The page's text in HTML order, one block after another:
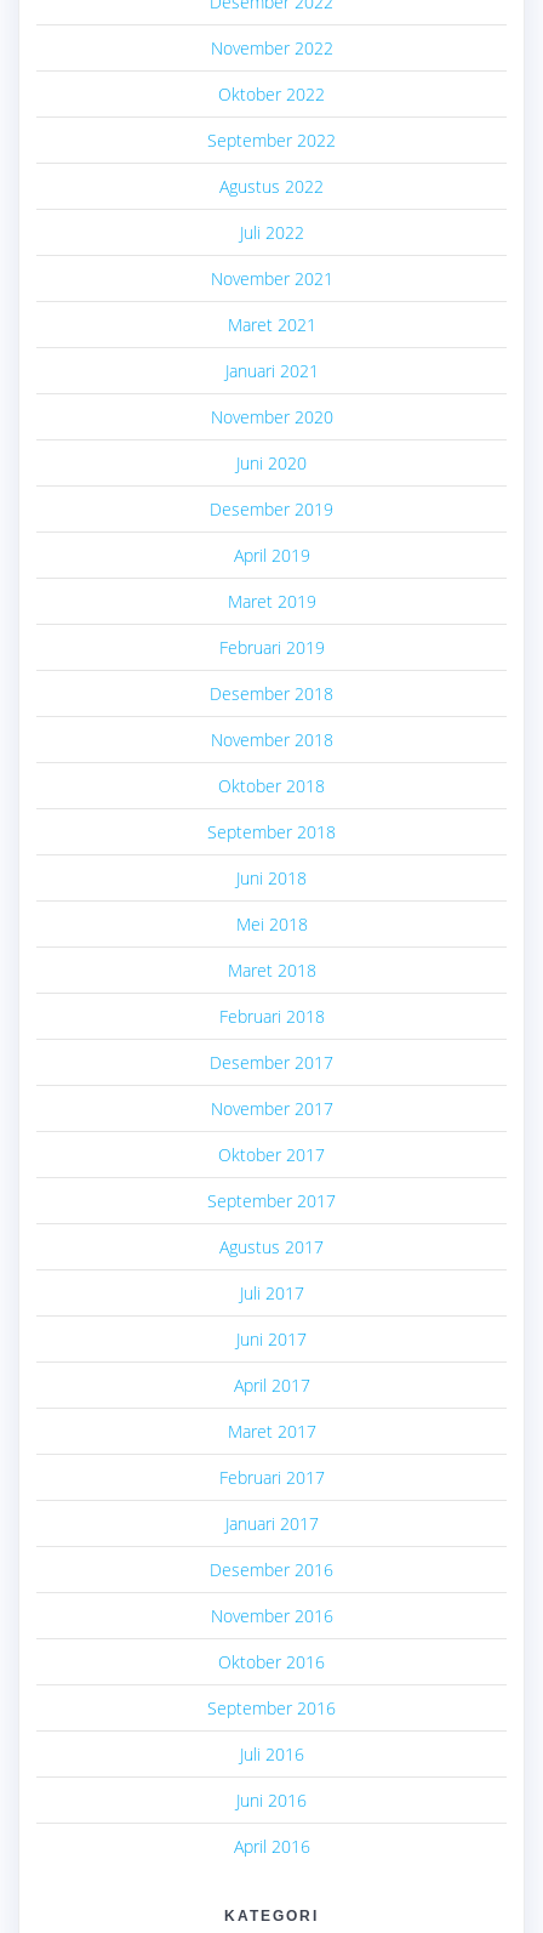
November 2022
Oktober 2022
September 2022
Agustus 2022
Juli 2022
November 2021
Maret 2021
Januari 2021
November 2020
Juni 2020
Desember 2019
April 2019
Maret 2019
Februari 2019
Desember 2018
November 2018
Oktober 2018
September 2018
Juni 2018
Mei 2018
Maret 2018
Februari 2018
Desember 2017
November 2017
Oktober 2017
September 2017
Agustus 2017
Juli 2017
Juni 2017
April 2017
Maret 2017
Februari 2017
Januari 2017
Desember 2016
November 2016
Oktober 2016
September 2016
Juli 2016
Juni 2016
April 2016
KATEGORI